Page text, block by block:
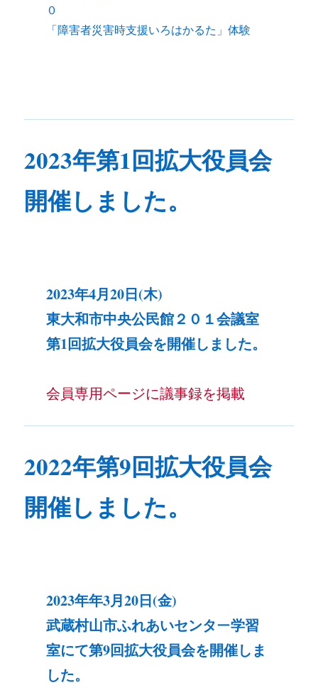
０
「障害者災害時支援いろはかるた」体験
2023年第1回拡大役員会
開催しました。
2023年4月20日(木)
東大和市中央公民館２０１会議室
第1回拡大役員会を開催しました。
会員専用ページに議事録を掲載
2022年第9回拡大役員会
開催しました。
2023年年3月20日(金)
武蔵村山市ふれあいセンター学習
室にて第9回拡大役員会を開催しま
した。